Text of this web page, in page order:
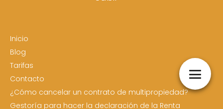
Inicio
Blog
Tarifas
Contacto
¿Cómo cancelar un contrato de multipropiedad?
Gestoría para hacer la declaración de la Renta